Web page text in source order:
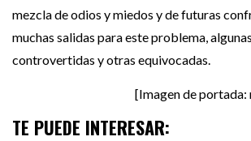
mezcla de odios y miedos y de futuras
muchas salidas para este problema,
controvertidas y otras equivocadas.
[Imagen de
TE PUEDE INTERESAR: